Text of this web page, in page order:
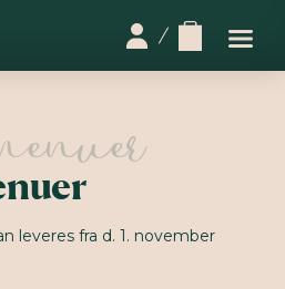
leveres fra d. 1. november